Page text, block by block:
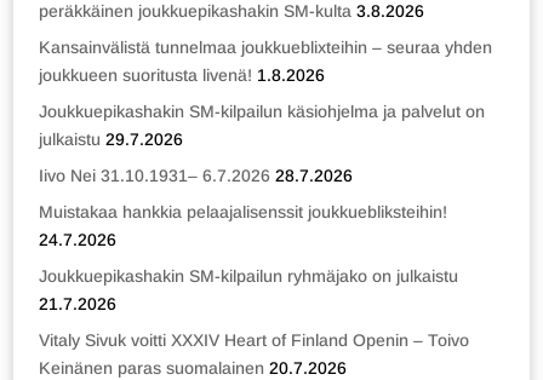
peräkkäinen joukkuepikashakin SM-kulta 3.8.2026
Kansainvälistä tunnelmaa joukkueblixteihin – seuraa yhden
joukkueen suoritusta livenä! 1.8.2026
Joukkuepikashakin SM-kilpailun käsiohjelma ja palvelut on
julkaistu 29.7.2026
Iivo Nei 31.10.1931– 6.7.2026 28.7.2026
Muistakaa hankkia pelaajalisenssit joukkuebliksteihin!
24.7.2026
Joukkuepikashakin SM-kilpailun ryhmäjako on julkaistu
21.7.2026
Vitaly Sivuk voitti XXXIV Heart of Finland Openin – Toivo
Keinänen paras suomalainen 20.7.2026